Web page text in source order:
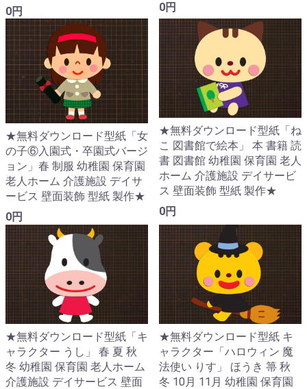
0円
0円
★無料ダウンロード型紙「女
の子⑥入園式・卒園式バージ
ョン」春 制服 幼稚園 保育園
老人ホーム 介護施設 デイサ
ービス 壁面装飾 型紙 製作★
0円
★無料ダウンロード型紙「ね
こ 図書館で絵本」 本 書籍 読
書 図書館 幼稚園 保育園 老人
ホーム 介護施設 デイサービ
ス 壁面装飾 型紙 製作★
0円
★無料ダウンロード型紙「キ
ャラクター うし」 春 夏 秋
冬 幼稚園 保育園 老人ホーム
介護施設 デイサービス 壁面
★無料ダウンロード型紙 キ
ャラクター「ハロウィン 魔
法使い りす」 ほうき 箒 秋
冬 10月 11月 幼稚園 保育園